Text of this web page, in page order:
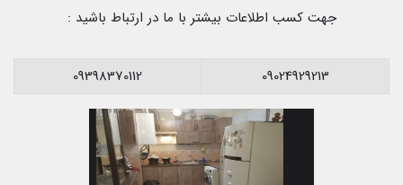
جهت کسب اطلاعات بیشتر با ما در ارتباط باشید :
09024929213
09398370112